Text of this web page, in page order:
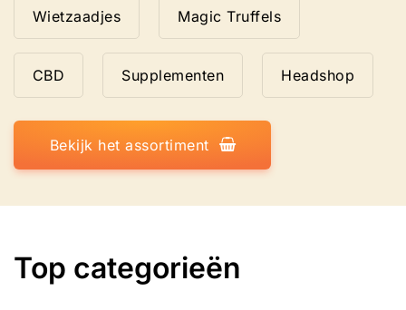
Wietzaadjes Magic Truffels
CBD Supplementen Headshop
Bekijk het assortiment
Top categorieën